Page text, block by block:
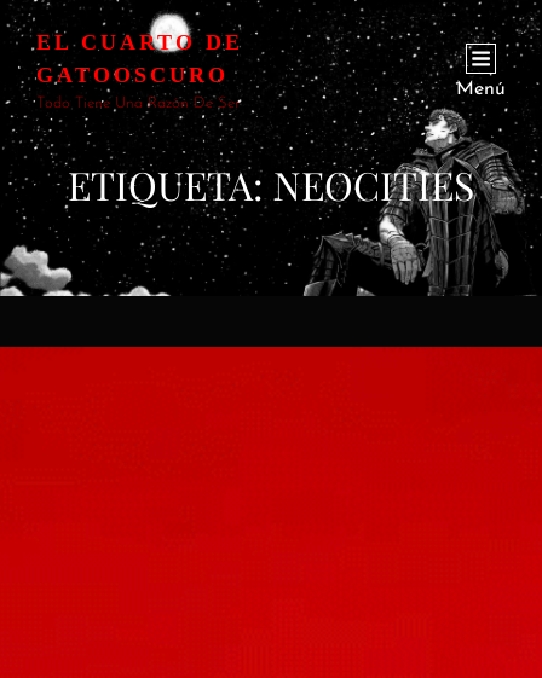
EL CUARTO DE
GATOOSCURO
Todo Tiene Una Razón De Ser
Menú
ETIQUETA:NEOCITIES